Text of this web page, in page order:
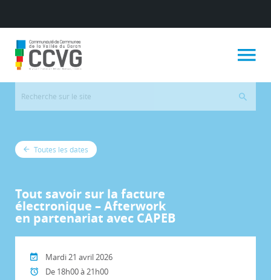
Toutes les dates
Tout savoir sur la facture
électronique – Afterwork
en partenariat avec CAPEB
Mardi 21 avril 2026
De 18h00 à 21h00